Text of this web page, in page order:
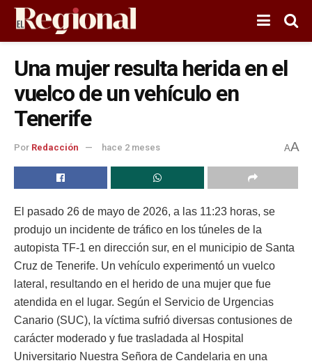
Una mujer resulta herida en el
vuelco de un vehículo en
Tenerife
Por Redacción hace 2 meses AA
El pasado 26 de mayo de 2026, a las 11:23 horas, se
produjo un incidente de tráfico en los túneles de la
autopista TF-1 en dirección sur, en el municipio de Santa
Cruz de Tenerife. Un vehículo experimentó un vuelco
lateral, resultando en el herido de una mujer que fue
atendida en el lugar. Según el Servicio de Urgencias
Canario (SUC), la víctima sufrió diversas contusiones de
carácter moderado y fue trasladada al Hospital
Universitario Nuestra Señora de Candelaria en una